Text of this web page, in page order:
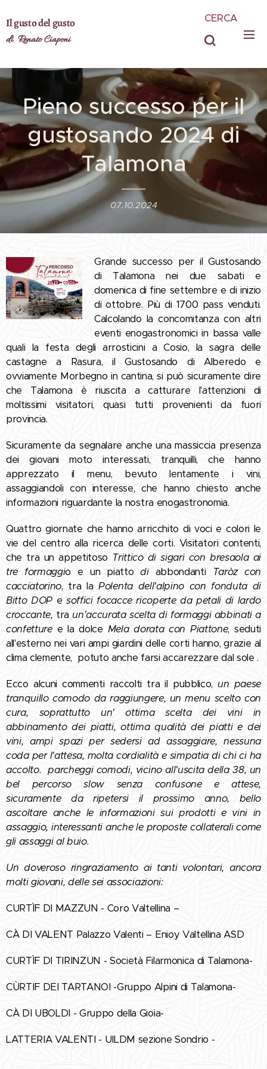
Il gusto del gusto
di Renato Ciaponi
CERCA
Pieno successo per il
gustosando 2024 di
Talamona
07.10.2024
Grande successo per il Gustosando
di Talamona nei due sabati e
domenica di fine settembre e di inizio
di ottobre. Più di 1700 pass venduti.
Calcolando la concomitanza con altri
eventi enogastronomici in bassa valle
quali la festa degli arrosticini a Cosio, la sagra delle
castagne a Rasura, il Gustosando di Alberedo e
ovviamente Morbegno in cantina, si può sicuramente dire
che Talamona è riuscita a catturare l'attenzioni di
moltissimi visitatori, quasi tutti provenienti da fuori
provincia.
Sicuramente da segnalare anche una massiccia presenza
dei giovani moto interessati, tranquilli, che hanno
apprezzato il menu, bevuto lentamente i vini,
assaggiandoli con interesse, che hanno chiesto anche
informazioni riguardante la nostra enogastronomia.
Quattro giornate che hanno arricchito di voci e colori le
vie del centro alla ricerca delle corti. Visitatori contenti,
che tra un appetitoso Trittico di sigari con bresaola ai
tre formaggio e un piattodi abbondantiTaròz con
cacciatorino, tra laPolenta dell'alpino con fonduta di
Bitto DOPe soffici focacce ricoperte da petali di lardo
croccante, tra un'accurata scelta di formaggi abbinati a
confetturee la dolce Mela dorata con Piattone, seduti
all'esterno nei vari ampi giardini delle corti hanno, grazie al
clima clemente, potuto anche farsi accarezzare dal sole .
Ecco alcuni commenti raccolti tra il pubblico, un paese
tranquillo comodo da raggiungere, un menu scelto con
cura, soprattutto un' ottima scelta dei vini in
abbinamento dei piatti, ottima qualità dei piatti e dei
vini, ampi spazi per sedersi ad assaggiare, nessuna
coda per l'attesa, molta cordialità e simpatia di chi ci ha
accolto. parcheggi comodi, vicino all'uscita della 38, un
bel percorso slow senza confusone e attese,
sicuramente da ripetersi il prossimo anno, bello
ascoltare anche le informazioni sui prodotti e vini in
assaggio, interessanti anche le proposte collaterali come
gli assaggi al buio.
Un doveroso ringraziamento ai tanti volontari, ancora
molti giovani, delle sei associazioni:
CURTÌF DI MAZZUN - Coro Valtellina –
CÀ DI VALENT Palazzo Valenti – Enioy Valtellina ASD
CURTÌF DI TIRINZUN - Società Filarmonica di Talamona-
CÙRTIF DEI TARTANOI -Gruppo Alpini di Talamona-
CÀ DI UBOLDI - Gruppo della Gioia-
LATTERIA VALENTI - UILDM sezione Sondrio -